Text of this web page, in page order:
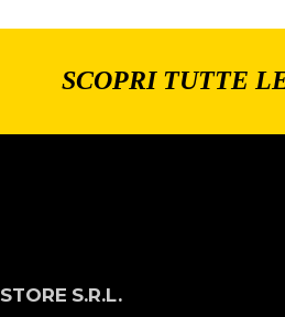
SCOPRI TUTTE
STORE S.R.L.